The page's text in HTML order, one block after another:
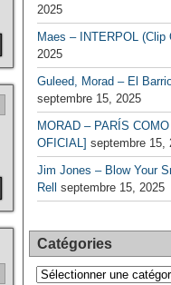
2025
Maes – INTERPOL (Clip
2025
Guleed, Morad – El
septembre 15, 2025
MORAD – PARÍS
OFICIAL] septembre 15,
Jim Jones – Blow Your
Rell
septembre 15, 2025
Catégories
Catégories